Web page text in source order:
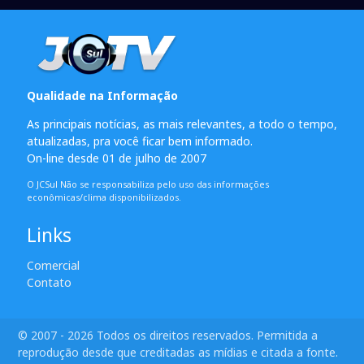
Qualidade na Informação
As principais notícias, as mais relevantes, a todo o tempo,
atualizadas, pra você ficar bem informado.
On-line desde 01 de julho de 2007
O JCSul Não se responsabiliza pelo uso das informações
econômicas/clima disponibilizados.
Links
Comercial
Contato
© 2007 - 2026 Todos os direitos reservados. Permitida a
reprodução desde que creditadas as mídias e citada a fonte.